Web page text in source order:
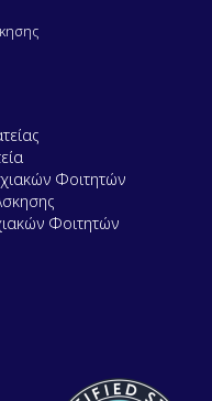
Φοιτητών
Φοιτητών